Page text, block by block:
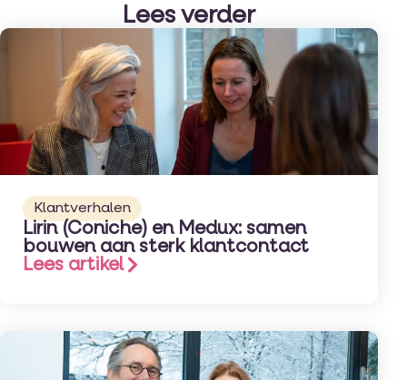
Lees verder
Klantverhalen
Lirin (Coniche) en Medux: samen
bouwen aan sterk klantcontact
Lees artikel